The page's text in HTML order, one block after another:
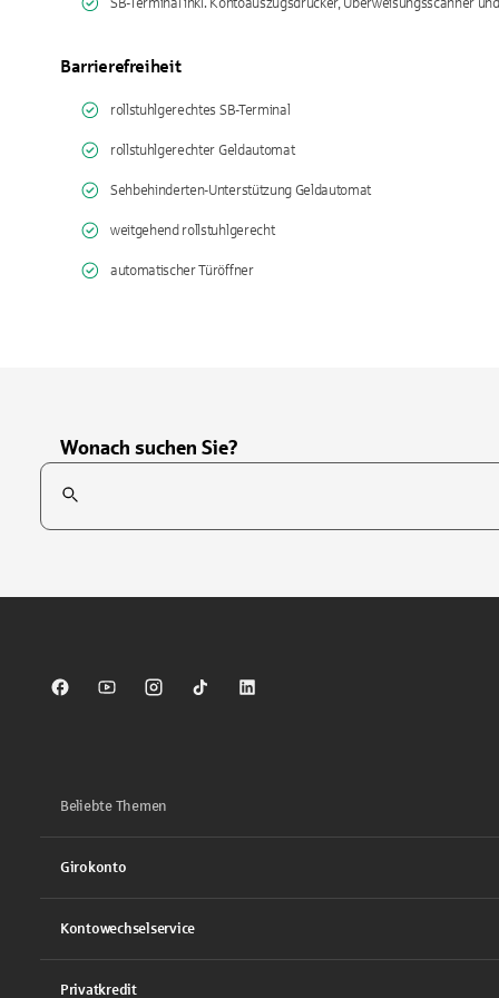
SB-Terminal inkl. Kontoauszugsdrucker, Überweisungsscanner
Barrierefreiheit
rollstuhlgerechtes SB-Terminal
rollstuhlgerechter Geldautomat
Sehbehinderten-Unterstützung Geldautomat
weitgehend rollstuhlgerecht
automatischer Türöffner
Wonach suchen Sie?
Suchfeld
Sparkasse auf Facebook
Sparkasse auf Youtube
Sparkasse auf Instagram
Sparkasse auf TikTok
Sparkasse auf LinkedIn
Beliebte Themen
Girokonto
Kontowechselservice
Privatkredit